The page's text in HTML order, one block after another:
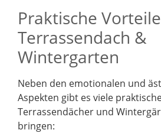
Praktische
Terrassendach &
Wintergarten
Neben den emotionalen und
Aspekten gibt es viele
Terrassendächer und
bringen: